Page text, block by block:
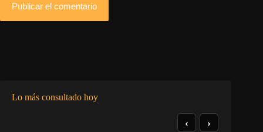
Publicar el comentario
Lo más consultado hoy
‹ ›